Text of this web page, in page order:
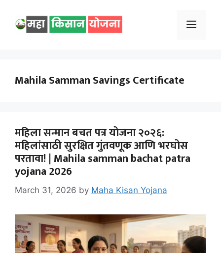
content
Menu
Mahila Samman Savings Certificate
महिला सन्मान बचत पत्र योजना २०२६:
महिलांसाठी सुरक्षित गुंतवणूक आणि भरघोस
परतावा! | Mahila samman bachat patra
yojana 2026
March 31, 2026 by Maha Kisan Yojana